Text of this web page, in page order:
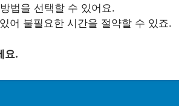
법을 선택할 수 있어요.
어 불필요한 시간을 절약할 수 있죠.
요.